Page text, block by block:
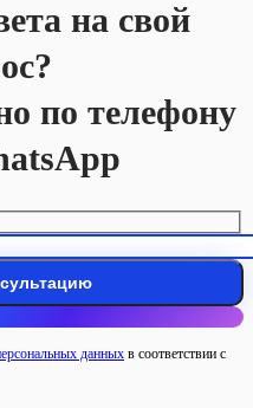
на свой
по телефону
данных в соответствии с